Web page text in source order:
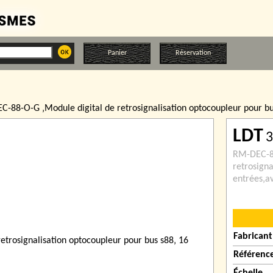
Panier Réservation
88-O-G ‚Module digital de retrosignalisation optocoupleur pour
LDT
RM-
Fabricant